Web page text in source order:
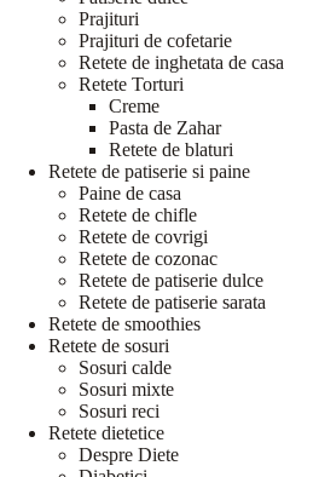
Prajituri
Prajituri de cofetarie
Retete de inghetata de casa
Retete Torturi
Creme
Pasta de Zahar
Retete de blaturi
Retete de patiserie si paine
Paine de casa
Retete de chifle
Retete de covrigi
Retete de cozonac
Retete de patiserie dulce
Retete de patiserie sarata
Retete de smoothies
Retete de sosuri
Sosuri calde
Sosuri mixte
Sosuri reci
Retete dietetice
Despre Diete